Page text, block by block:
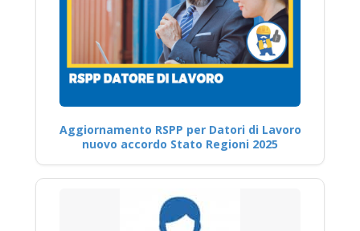
Aggiornamento RSPP per Datori di Lavoro
nuovo accordo Stato Regioni 2025